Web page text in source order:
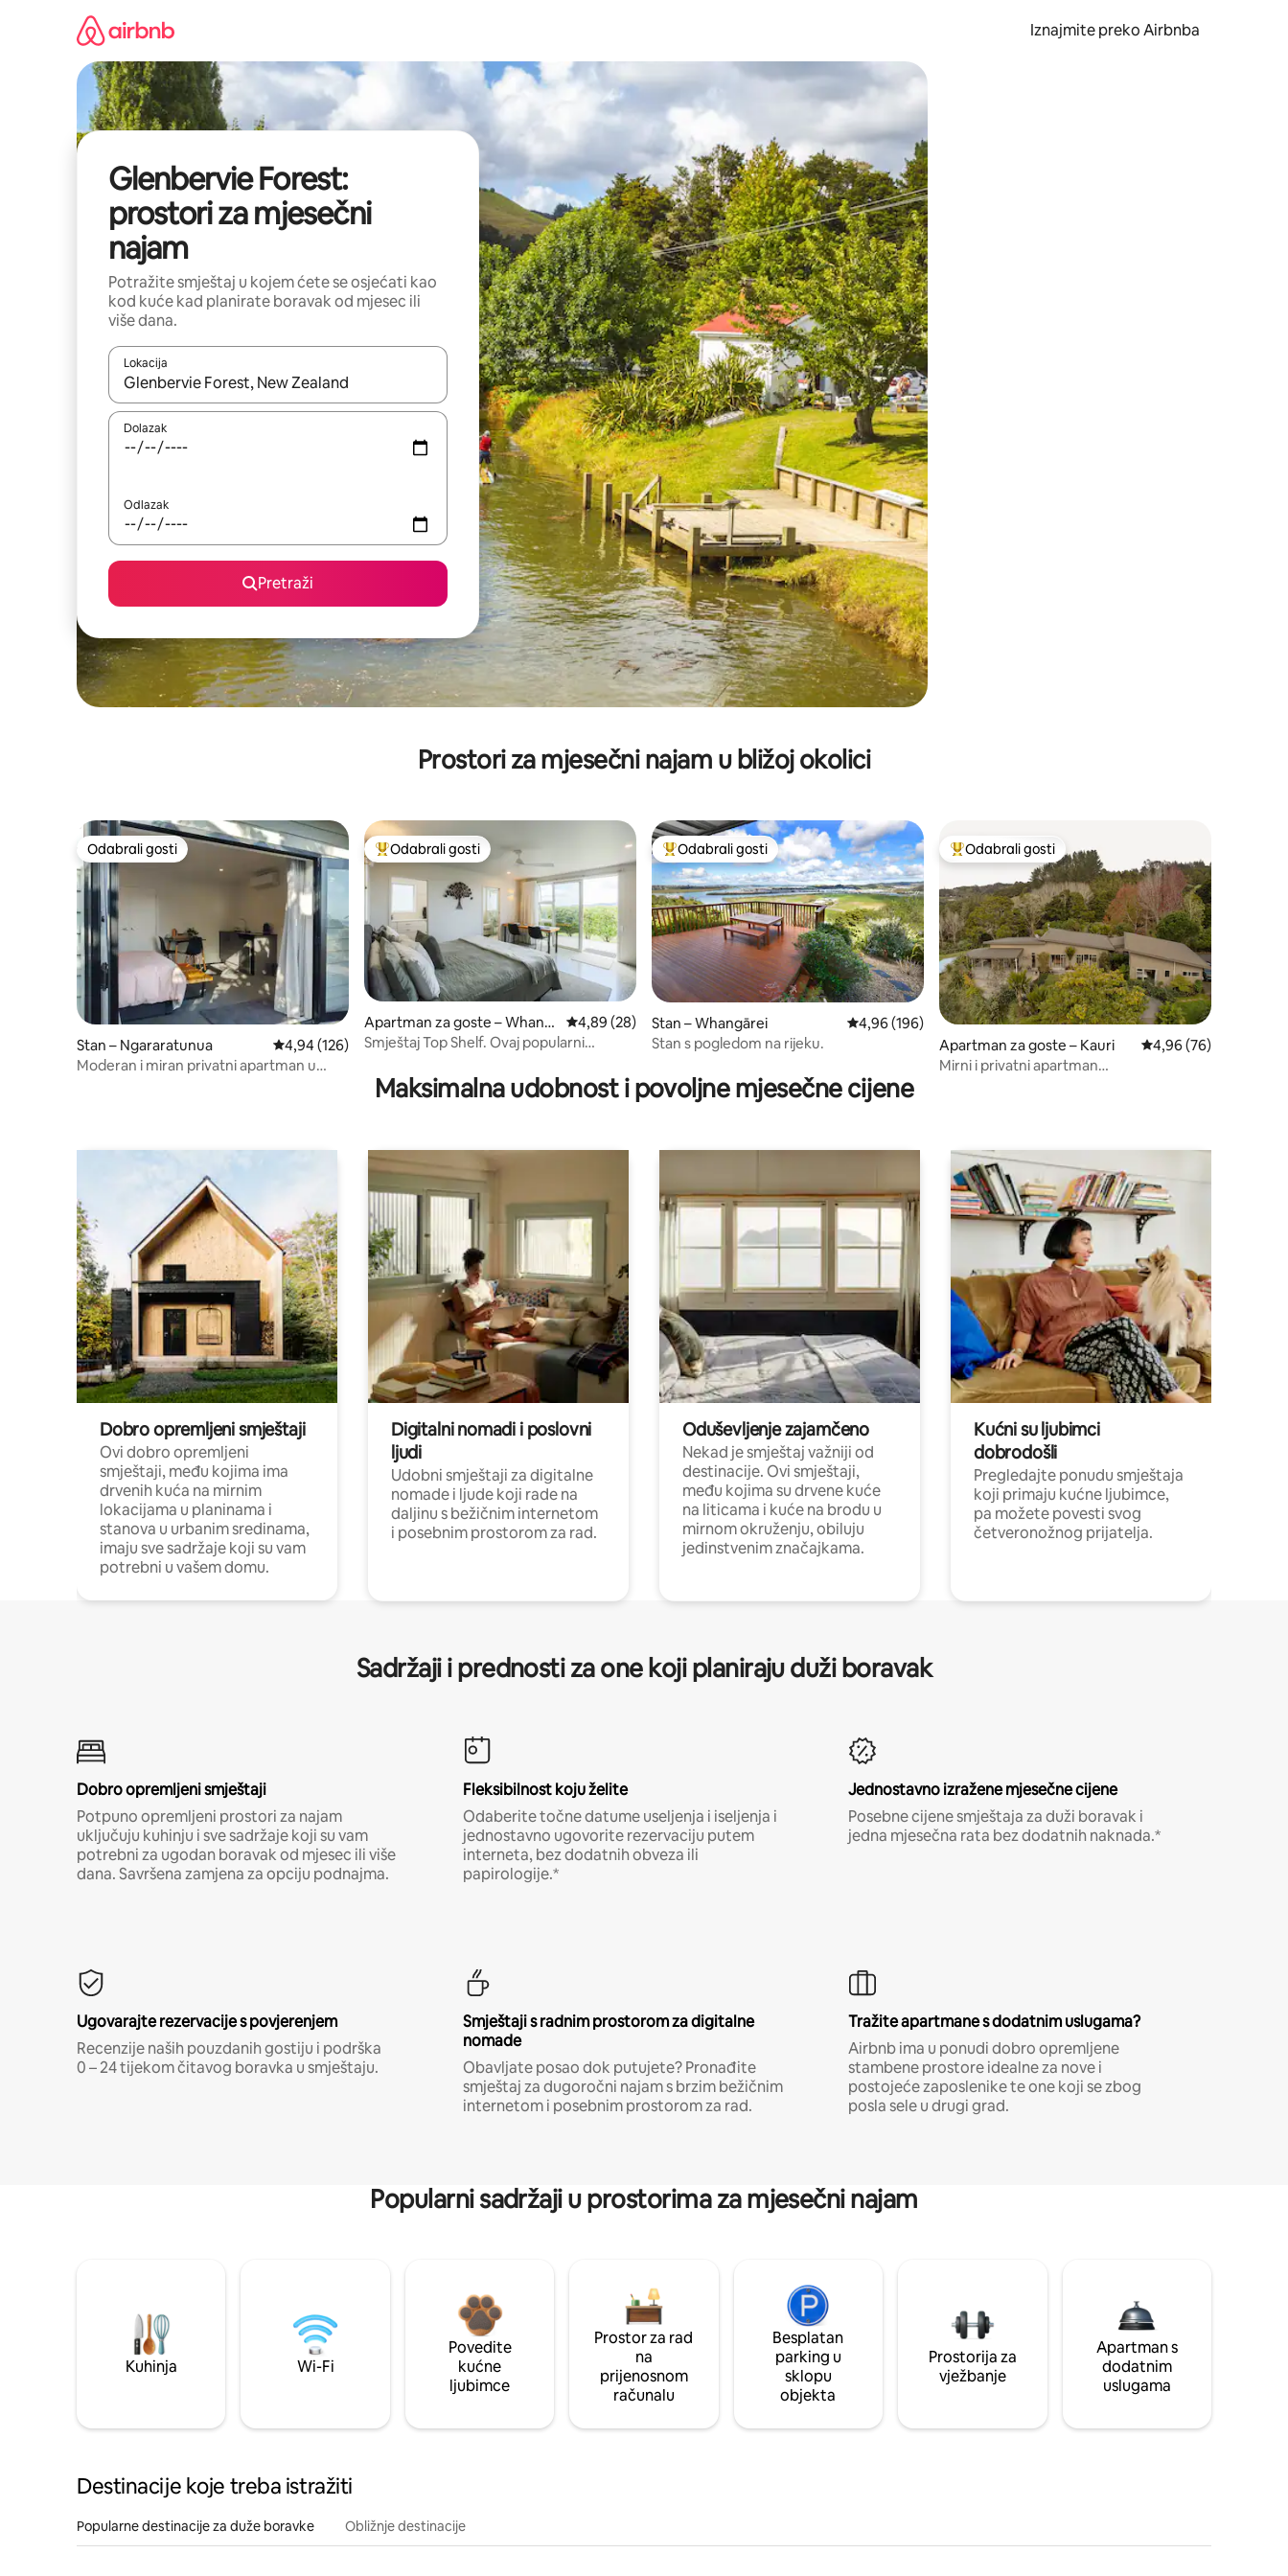
Iznajmite preko Airbnba
Glenbervie Forest:
prostori za mjesečni
najam
Potražite smještaj u kojem ćete se osjećati kao
kod kuće kad planirate boravak od mjesec ili
više dana.
Lokacija
Kada budu dostupni rezultati, moći ćete ih pregledati koristeći se strelicama prema gore i prema dolje, kao i dodirom ili prelaskom prstom po zaslonu.
Dolazak
Odlazak
Pretraži
Prostori za mjesečni najam u bližoj okolici
Odabrali gosti
Odabrali gosti
Stan – Ngararatunua Prosječna ocjena: 4,94/5, recenzija: 126
4,94 (126)
Moderan i miran privatni apartman u
Među najviše rangiranima s oznakom „Odabrali gosti”
Odabrali gosti
Apartman za goste – Whang
ārei
Prosječna ocjena: 4,89/5, recenzija: 28
4,89 (28)
Smještaj Top Shelf. Ovaj popularni
Među najviše rangiranima s oznakom „Odabrali gosti”
Odabrali gosti
Stan – Whangārei Prosječna ocjena: 4,96/5, recenzija: 196
4,96 (196)
Stan s pogledom na rijeku.
Među najviše rangiranima s oznakom „Odabrali gosti”
Odabrali gosti
Apartman za goste – Kauri Prosječna ocjena:
4,96 (76)
Mirni i privatni apartman
Maksimalna udobnost i povoljne mjesečne cijene
Dobro opremljeni smještaji
Ovi dobro opremljeni
smještaji, među kojima ima
drvenih kuća na mirnim
lokacijama u planinama i
stanova u urbanim sredinama,
imaju sve sadržaje koji su vam
potrebni u vašem domu.
Digitalni nomadi i poslovni
ljudi
Udobni smještaji za digitalne
nomade i ljude koji rade na
daljinu s bežičnim internetom
i posebnim prostorom za rad.
Oduševljenje zajamčeno
Nekad je smještaj važniji od
destinacije. Ovi smještaji,
među kojima su drvene kuće
na liticama i kuće na brodu u
mirnom okruženju, obiluju
jedinstvenim značajkama.
Kućni su ljubimci
dobrodošli
Pregledajte ponudu smještaja
koji primaju kućne ljubimce,
pa možete povesti svog
četveronožnog prijatelja.
Sadržaji i prednosti za one koji planiraju duži boravak
Dobro opremljeni smještaji
Potpuno opremljeni prostori za najam
uključuju kuhinju i sve sadržaje koji su vam
potrebni za ugodan boravak od mjesec ili više
dana. Savršena zamjena za opciju podnajma.
Fleksibilnost koju želite
Odaberite točne datume useljenja i iseljenja i
jednostavno ugovorite rezervaciju putem
interneta, bez dodatnih obveza ili
papirologije.*
Jednostavno izražene mjesečne cijene
Posebne cijene smještaja za duži boravak i
jedna mjesečna rata bez dodatnih naknada.*
Ugovarajte rezervacije s povjerenjem
Recenzije naših pouzdanih gostiju i podrška
0 – 24 tijekom čitavog boravka u smještaju.
Smještaji s radnim prostorom za digitalne
nomade
Obavljate posao dok putujete? Pronađite
smještaj za dugoročni najam s brzim bežičnim
internetom i posebnim prostorom za rad.
Tražite apartmane s dodatnim uslugama?
Airbnb ima u ponudi dobro opremljene
stambene prostore idealne za nove i
postojeće zaposlenike te one koji se zbog
posla sele u drugi grad.
Popularni sadržaji u prostorima za mjesečni najam
Kuhinja Wi-Fi
Povedite
kućne
ljubimce
Prostor za rad
na
prijenosnom
računalu
Besplatan
parking u
sklopu
objekta
Prostorija za
vježbanje
Apartman s
dodatnim
uslugama
Destinacije koje treba istražiti
Popularne destinacije za duže boravke Obližnje destinacije